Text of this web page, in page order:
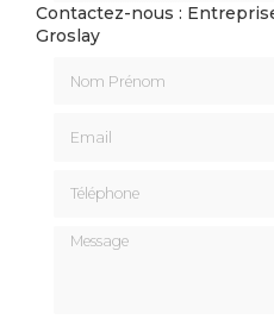
Contactez-nous :
Groslay
Message